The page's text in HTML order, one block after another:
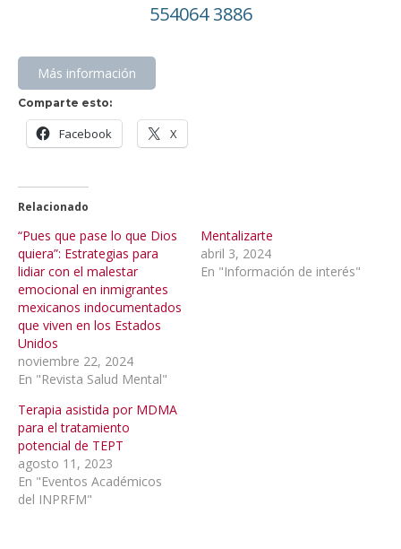
554064 3886
Más información
Comparte esto:
Facebook X
Relacionado
“Pues que pase lo que Dios
quiera”: Estrategias para
lidiar con el malestar
emocional en inmigrantes
mexicanos indocumentados
que viven en los Estados
Unidos
noviembre 22, 2024
En "Revista Salud Mental"
Mentalizarte
abril 3, 2024
En "Información de interés"
Terapia asistida por MDMA
para el tratamiento
potencial de TEPT
agosto 11, 2023
En "Eventos Académicos
del INPRFM"